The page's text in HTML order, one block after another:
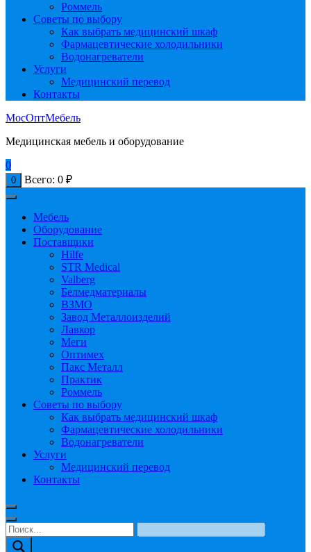
Роммель
Советы по выбору
Как выбрать медицинский шкаф
Фармацевтические холодильники
Водонагреватели
Услуги
Медицинский перевод
Контакты
МосОптМебель
Медицинская мебель и оборудование
0
0 Всего: 0 ₽
Мебель
Оборудование
Поставщики
Hilfe
STR Medical
Valberg
Белмедматериалы
ВЗМО
Завод Металлоизделий
Лавкор
Меги
Оптимех
Пакс Металл
Практик
Роммель
Советы по выбору
Как выбрать медицинский шкаф
Фармацевтические холодильники
Водонагреватели
Услуги
Медицинский перевод
Контакты